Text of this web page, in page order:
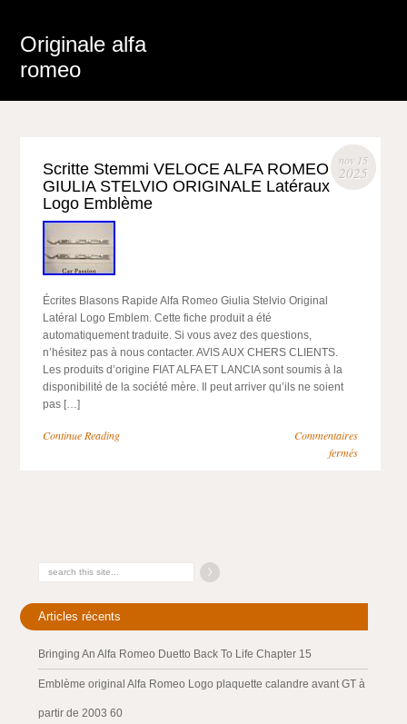
Originale alfa
romeo
nov 15
2025
Scritte Stemmi VELOCE ALFA ROMEO
GIULIA STELVIO ORIGINALE Latéraux
Logo Emblème
Écrites Blasons Rapide Alfa Romeo Giulia Stelvio Original
Latéral Logo Emblem. Cette fiche produit a été
automatiquement traduite. Si vous avez des questions,
n’hésitez pas à nous contacter. AVIS AUX CHERS CLIENTS.
Les produits d’origine FIAT ALFA ET LANCIA sont soumis à la
disponibilité de la société mère. Il peut arriver qu’ils ne soient
pas […]
Continue Reading
Commentaires
fermés
Articles récents
Bringing An Alfa Romeo Duetto Back To Life Chapter 15
Emblème original Alfa Romeo Logo plaquette calandre avant GT à
partir de 2003 60